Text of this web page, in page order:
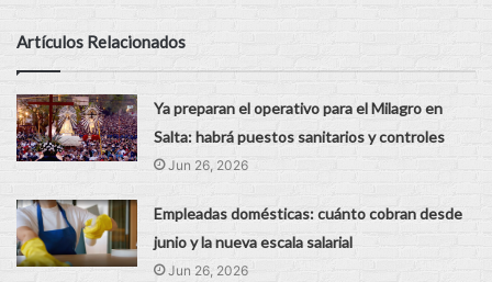
Artículos Relacionados
Ya preparan el operativo para el Milagro en
Salta: habrá puestos sanitarios y controles
Jun 26, 2026
Empleadas domésticas: cuánto cobran desde
junio y la nueva escala salarial
Jun 26, 2026